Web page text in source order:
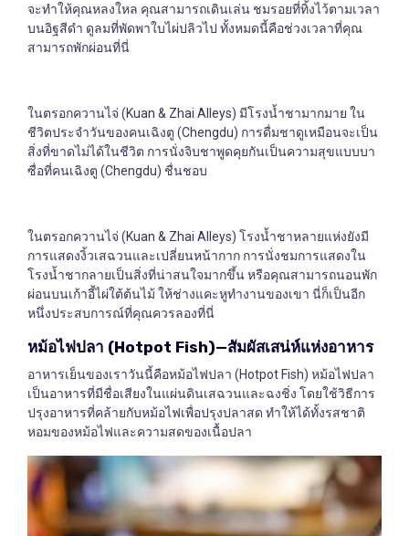
จะทำให้คุณหลงใหล คุณสามารถเดินเล่น ชมรอยที่ทิ้งไว้ตามเวลา
บนอิฐสีดำ ดูลมที่พัดพาใบไผ่ปลิวไป ทั้งหมดนี้คือช่วงเวลาที่คุณ
สามารถพักผ่อนที่นี่
ในตรอกควานไจ่ (Kuan & Zhai Alleys) มีโรงน้ำชามากมาย ใน
ชีวิตประจำวันของคนเฉิงตู (Chengdu) การดื่มชาดูเหมือนจะเป็น
สิ่งที่ขาดไม่ได้ในชีวิต การนั่งจิบชาพูดคุยกันเป็นความสุขแบบบา
ซื่อที่คนเฉิงตู (Chengdu) ชื่นชอบ
ในตรอกควานไจ่ (Kuan & Zhai Alleys) โรงน้ำชาหลายแห่งยังมี
การแสดงงิ้วเสฉวนและเปลี่ยนหน้ากาก การนั่งชมการแสดงใน
โรงน้ำชากลายเป็นสิ่งที่น่าสนใจมากขึ้น หรือคุณสามารถนอนพัก
ผ่อนบนเก้าอี้ไผ่ใต้ต้นไม้ ให้ช่างแคะหูทำงานของเขา นี่ก็เป็นอีก
หนึ่งประสบการณ์ที่คุณควรลองที่นี่
หม้อไฟปลา (Hotpot Fish)—สัมผัสเสน่ห์แห่งอาหาร
อาหารเย็นของเราวันนี้คือหม้อไฟปลา (Hotpot Fish) หม้อไฟปลา
เป็นอาหารที่มีชื่อเสียงในแผ่นดินเสฉวนและฉงชิ่ง โดยใช้วิธีการ
ปรุงอาหารที่คล้ายกับหม้อไฟเพื่อปรุงปลาสด ทำให้ได้ทั้งรสชาติ
หอมของหม้อไฟและความสดของเนื้อปลา